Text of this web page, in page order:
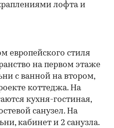
лофта и
европейского стиля
на первом этаже
с ванной на втором,
коттеджа. На
кухня-гостиная,
санузел. На
кабинет и 2 санузла.